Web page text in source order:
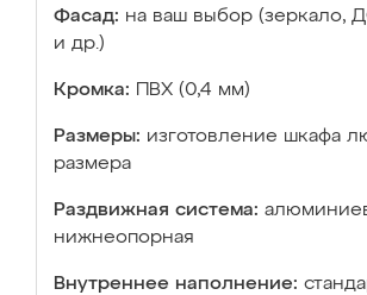
Фасад: на ваш выбор (зеркало,
и др.)
Кромка: ПВХ (0,4 мм)
Размеры: изготовление шкафа
размера
Раздвижная система:
нижнеопорная
Внутреннее наполнение: